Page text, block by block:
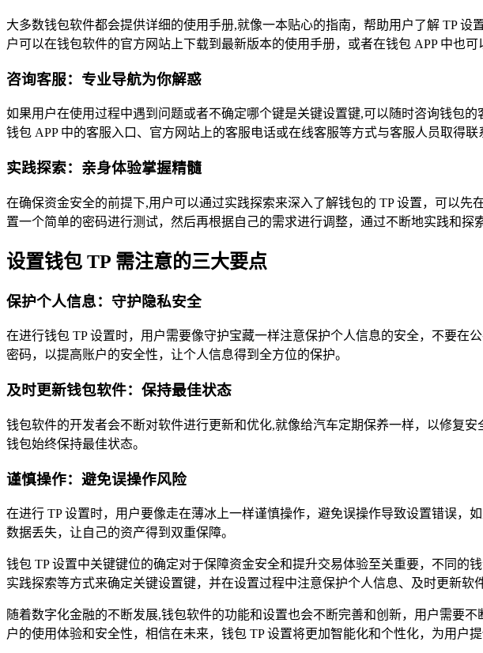
大多数钱包软件都会提供详细的使用手册,就像一本贴心的指南，帮助用户了解 TP
户可以在钱包软件的官方网站上下载到最新版本的使用手册，或者在钱包 APP 中也
咨询客服：专业导航为你解惑
如果用户在使用过程中遇到问题或者不确定哪个键是关键设置键,可以随时咨询钱包
钱包 APP 中的客服入口、官方网站上的客服电话或在线客服等方式与客服人员取得联
实践探索：亲身体验掌握精髓
在确保资金安全的前提下,用户可以通过实践探索来深入了解钱包的 TP 设置，可以先
置一个简单的密码进行测试，然后再根据自己的需求进行调整，通过不断地实践和探
设置钱包 TP 需注意的三大要点
保护个人信息：守护隐私安全
在进行钱包 TP 设置时，用户需要像守护宝藏一样注意保护个人信息的安全，不要
密码，以提高账户的安全性，让个人信息得到全方位的保护。
及时更新钱包软件：保持最佳状态
钱包软件的开发者会不断对软件进行更新和优化,就像给汽车定期保养一样，以修复
钱包始终保持最佳状态。
谨慎操作：避免误操作风险
在进行 TP 设置时，用户要像走在薄冰上一样谨慎操作，避免误操作导致设置错误
数据丢失，让自己的资产得到双重保障。
钱包 TP 设置中关键键位的确定对于保障资金安全和提升交易体验至关重要，不同
实践探索等方式来确定关键设置键，并在设置过程中注意保护个人信息、及时更新
随着数字化金融的不断发展,钱包软件的功能和设置也会不断完善和创新，用户需要
户的使用体验和安全性，相信在未来，钱包 TP 设置将更加智能化和个性化，为用户提